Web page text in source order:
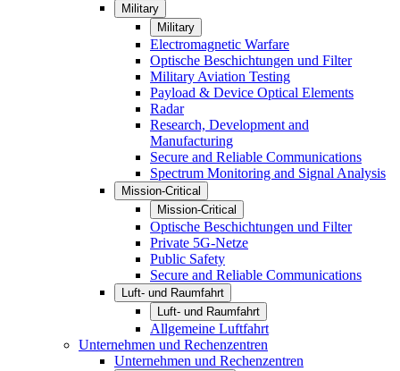
Military
Military
Electromagnetic Warfare
Optische Beschichtungen und Filter
Military Aviation Testing
Payload & Device Optical Elements
Radar
Research, Development and
Manufacturing
Secure and Reliable Communications
Spectrum Monitoring and Signal Analysis
Mission-Critical
Mission-Critical
Optische Beschichtungen und Filter
Private 5G-Netze
Public Safety
Secure and Reliable Communications
Luft- und Raumfahrt
Luft- und Raumfahrt
Allgemeine Luftfahrt
Unternehmen und Rechenzentren
Unternehmen und Rechenzentren